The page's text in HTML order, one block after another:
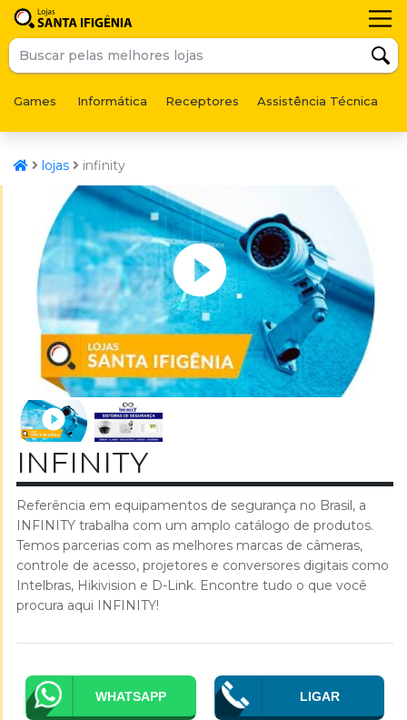
Games Informática Receptores Assistência Técnica
lojas infinity
INFINITY
Referência em equipamentos de segurança no Brasil, a
INFINITY trabalha com um amplo catálogo de produtos.
Temos parcerias com as melhores marcas de câmeras,
controle de acesso, projetores e conversores digitais como
Intelbras, Hikivision e D-Link. Encontre tudo o que você
procura aqui INFINITY!
WHATSAPP LIGAR